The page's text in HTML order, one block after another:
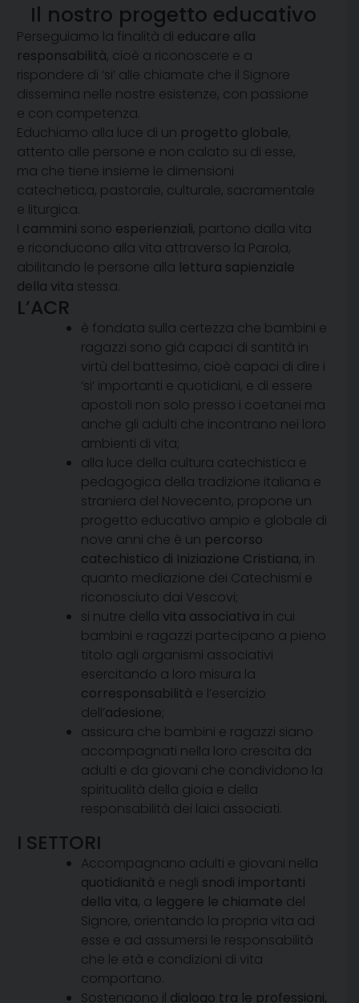
Il nostro progetto educativo
Perseguiamo la finalità di educare alla
responsabilità, cioè a riconoscere e a
rispondere di ‘si’ alle chiamate che il Signore
dissemina nelle nostre esistenze, con passione
e con competenza.
Educhiamo alla luce di un progetto globale,
attento alle persone e non calato su di esse,
ma che tiene insieme le dimensioni
catechetica, pastorale, culturale, sacramentale
e liturgica.
I cammini sono esperienziali, partono dalla vita
e riconducono alla vita attraverso la Parola,
abilitando le persone alla lettura sapienziale
della vita stessa.
L’ACR
è fondata sulla certezza che bambini e
ragazzi sono già capaci di santità in
virtù del battesimo, cioè capaci di dire i
‘si’ importanti e quotidiani, e di essere
apostoli non solo presso i coetanei ma
anche gli adulti che incontrano nei loro
ambienti di vita;
alla luce della cultura catechistica e
pedagogica della tradizione italiana e
straniera del Novecento, propone un
progetto educativo ampio e globale di
nove anni che è un percorso
catechistico di Iniziazione Cristiana, in
quanto mediazione dei Catechismi e
riconosciuto dai Vescovi;
si nutre della vita associativa in cui
bambini e ragazzi partecipano a pieno
titolo agli organismi associativi
esercitando a loro misura la
corresponsabilità e l’esercizio
dell’adesione;
assicura che bambini e ragazzi siano
accompagnati nella loro crescita da
adulti e da giovani che condividono la
spiritualità della gioia e della
responsabilità dei laici associati.
I SETTORI
Accompagnano adulti e giovani nella
quotidianità e negli snodi importanti
della vita, a leggere le chiamate del
Signore, orientando la propria vita ad
esse e ad assumersi le responsabilità
che le età e condizioni di vita
comportano.
Sostengono il dialogo tra le professioni,